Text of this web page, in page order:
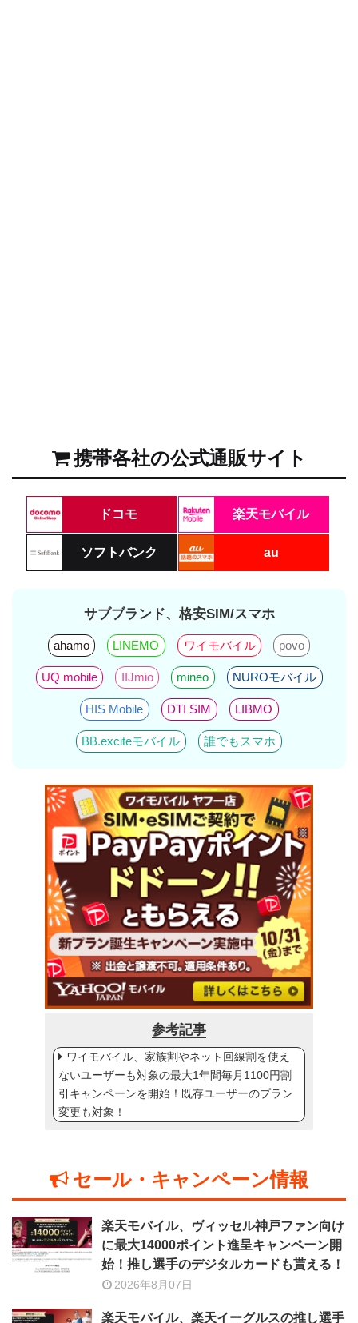
携帯各社の公式通販サイト
ドコモ 楽天モバイル
ソフトバンク au
サブブランド、格安SIM/スマホ
ahamo LINEMO ワイモバイル povo
UQ mobile IIJmio mineo NUROモバイル
HIS Mobile DTI SIM LIBMO
BB.exciteモバイル 誰でもスマホ
参考記事
ワイモバイル、家族割やネット回線割を使え
ないユーザーも対象の最大1年間毎月1100円割
引キャンペーンを開始！既存ユーザーのプラン
変更も対象！
セール・キャンペーン情報
楽天モバイル、ヴィッセル神戸ファン向け
に最大14000ポイント進呈キャンペーン開
始！推し選手のデジタルカードも貰える！
2026年8月07日
楽天モバイル、楽天イーグルスの推し選手